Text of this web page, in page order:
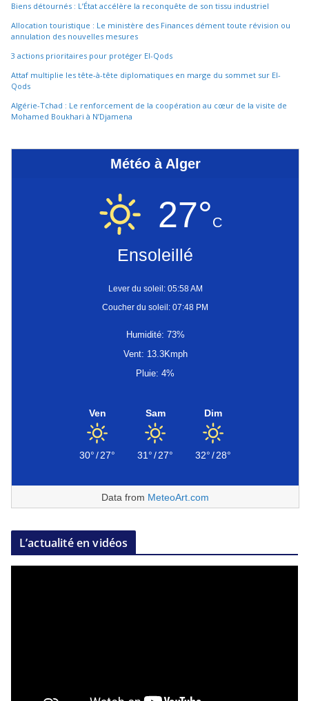
Biens détournés : L’État accélère la reconquête de son tissu industriel
Allocation touristique : Le ministère des Finances dément toute révision ou
annulation des nouvelles mesures
3 actions prioritaires pour protéger El-Qods
Attaf multiplie les tête-à-tête diplomatiques en marge du sommet sur El-
Qods
Algérie-Tchad : Le renforcement de la coopération au cœur de la visite de
Mohamed Boukhari à N’Djamena
Météo à Alger
27°C
Ensoleillé
Lever du soleil: 05:58 AM
Coucher du soleil: 07:48 PM
Humidité: 73%
Vent: 13.3Kmph
Pluie: 4%
Ven
30°/27°
Sam
31°/27°
Dim
32°/28°
Data from MeteoArt.com
L’actualité en vidéos